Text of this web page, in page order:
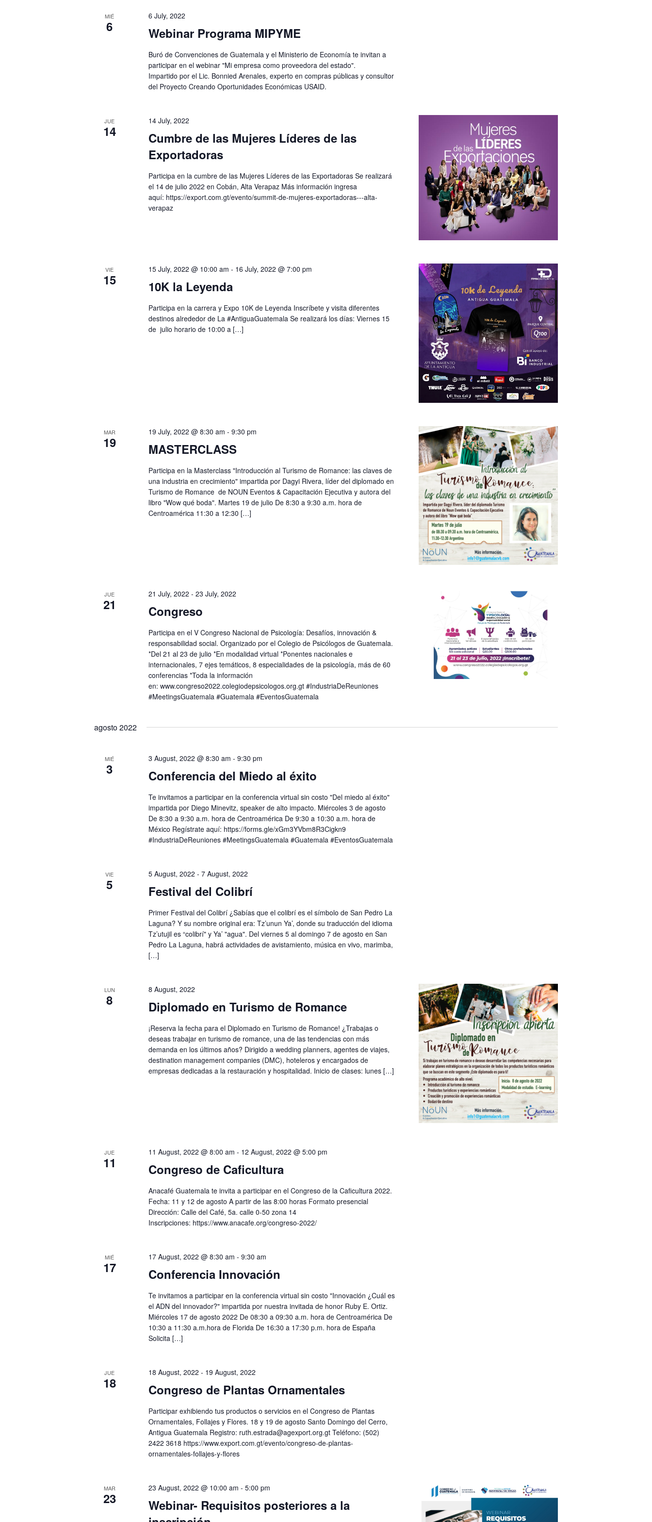
de
Eventos
MIÉ
6
6 July, 2022
Webinar Programa MIPYME
Buró de Convenciones de Guatemala y el Ministerio de Economía te invitan a
participar en el webinar "Mi empresa como proveedora del estado".
Impartido por el Lic. Bonnied Arenales, experto en compras públicas y consultor
del Proyecto Creando Oportunidades Económicas USAID.
JUE
14
14 July, 2022
Cumbre de las Mujeres Líderes de las
Exportadoras
Participa en la cumbre de las Mujeres Líderes de las Exportadoras Se realizará
el 14 de julio 2022 en Cobán, Alta Verapaz Más información ingresa
aquí: https://export.com.gt/evento/summit-de-mujeres-exportadoras---alta-
verapaz
VIE
15
15 July, 2022 @ 10:00 am - 16 July, 2022 @ 7:00 pm
10K la Leyenda
Participa en la carrera y Expo 10K de Leyenda Inscríbete y visita diferentes
destinos alrededor de La #AntiguaGuatemala Se realizará los días: Viernes 15
de julio horario de 10:00 a […]
MAR
19
19 July, 2022 @ 8:30 am - 9:30 pm
MASTERCLASS
Participa en la Masterclass "Introducción al Turismo de Romance: las claves de
una industria en crecimiento" impartida por Dagyi Rivera, líder del diplomado en
Turismo de Romance de NOUN Eventos & Capacitación Ejecutiva y autora del
libro "Wow qué boda". Martes 19 de julio De 8:30 a 9:30 a.m. hora de
Centroamérica 11:30 a 12:30 […]
JUE
21
21 July, 2022 - 23 July, 2022
Congreso
Participa en el V Congreso Nacional de Psicología: Desafíos, innovación &
responsabilidad social. Organizado por el Colegio de Psicólogos de Guatemala.
*Del 21 al 23 de julio *En modalidad virtual *Ponentes nacionales e
internacionales, 7 ejes temáticos, 8 especialidades de la psicología, más de 60
conferencias *Toda la información
en: www.congreso2022.colegiodepsicologos.org.gt #IndustriaDeReuniones
#MeetingsGuatemala #Guatemala #EventosGuatemala
agosto 2022
MIÉ
3
3 August, 2022 @ 8:30 am - 9:30 pm
Conferencia del Miedo al éxito
Te invitamos a participar en la conferencia virtual sin costo "Del miedo al éxito"
impartida por Diego Minevitz, speaker de alto impacto. Miércoles 3 de agosto
De 8:30 a 9:30 a.m. hora de Centroamérica De 9:30 a 10:30 a.m. hora de
México Regístrate aquí: https://forms.gle/xGm3YVbm8R3Cigkn9
#IndustriaDeReuniones #MeetingsGuatemala #Guatemala #EventosGuatemala
VIE
5
5 August, 2022 - 7 August, 2022
Festival del Colibrí
Primer Festival del Colibrí ¿Sabías que el colibrí es el símbolo de San Pedro La
Laguna? Y su nombre original era: Tz’unun Ya’, donde su traducción del idioma
Tz’utujil es “colibrí" y Ya’ "agua". Del viernes 5 al domingo 7 de agosto en San
Pedro La Laguna, habrá actividades de avistamiento, música en vivo, marimba,
[…]
LUN
8
8 August, 2022
Diplomado en Turismo de Romance
¡Reserva la fecha para el Diplomado en Turismo de Romance! ¿Trabajas o
deseas trabajar en turismo de romance, una de las tendencias con más
demanda en los últimos años? Dirigido a wedding planners, agentes de viajes,
destination management companies (DMC), hoteleros y encargados de
empresas dedicadas a la restauración y hospitalidad. Inicio de clases: lunes […]
JUE
11
11 August, 2022 @ 8:00 am - 12 August, 2022 @ 5:00 pm
Congreso de Caficultura
Anacafé Guatemala te invita a participar en el Congreso de la Caficultura 2022.
Fecha: 11 y 12 de agosto A partir de las 8:00 horas Formato presencial
Dirección: Calle del Café, 5a. calle 0-50 zona 14
Inscripciones: https://www.anacafe.org/congreso-2022/
MIÉ
17
17 August, 2022 @ 8:30 am - 9:30 am
Conferencia Innovación
Te invitamos a participar en la conferencia virtual sin costo "Innovación ¿Cuál es
el ADN del innovador?" impartida por nuestra invitada de honor Ruby E. Ortiz.
Miércoles 17 de agosto 2022 De 08:30 a 09:30 a.m. hora de Centroamérica De
10:30 a 11:30 a.m.hora de Florida De 16:30 a 17:30 p.m. hora de España
Solicita […]
JUE
18
18 August, 2022 - 19 August, 2022
Congreso de Plantas Ornamentales
Participar exhibiendo tus productos o servicios en el Congreso de Plantas
Ornamentales, Follajes y Flores. 18 y 19 de agosto Santo Domingo del Cerro,
Antigua Guatemala Registro: ruth.estrada@agexport.org.gtTeléfono: (502)
2422 3618 https://www.export.com.gt/evento/congreso-de-plantas-
ornamentales-follajes-y-flores
MAR
23
23 August, 2022 @ 10:00 am - 5:00 pm
Webinar- Requisitos posteriores a la